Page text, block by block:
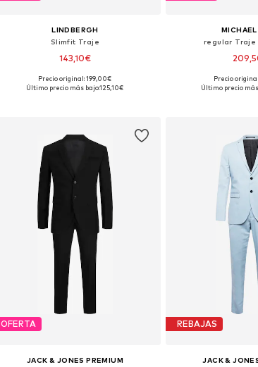
LINDBERGH
Slimfit Traje
143,10€
Disponible en muchas tallas
Precio original: 199,00€
Último precio más bajo:125,10€
MICHAEL
regular Traje
Disponible en
Precio
Último precio
OFERTA
JACK & JONES PREMIUM
REBAJAS
JACK &